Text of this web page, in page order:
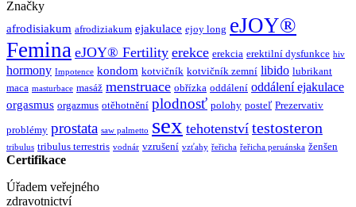
Značky
afrodisiakum afrodiziakum ejakulace ejoy long eJOY®
Femina eJOY® Fertility erekce erekcia erektilní dysfunkce hiv
hormony Impotence kondom kotvičník kotvičník zemní libido lubrikant
maca masturbace masáž menstruace obřízka oddálení oddálení ejakulace
orgasmus orgazmus otěhotnění plodnosť polohy posteľ Prezervativ
problémy prostata saw palmetto sex tehotenství testosteron
tribulus tribulus terrestris vodnár vzrušení vzťahy řeřicha řeřicha peruánska ženšen
Certifikace
Úřadem veřejného
zdravotnictví